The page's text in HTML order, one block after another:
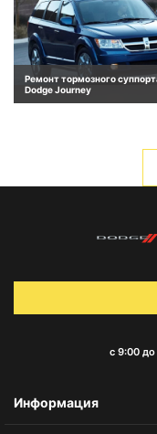
Ремонт тормозного
Dodge Journey
с 9:00 до
Информация